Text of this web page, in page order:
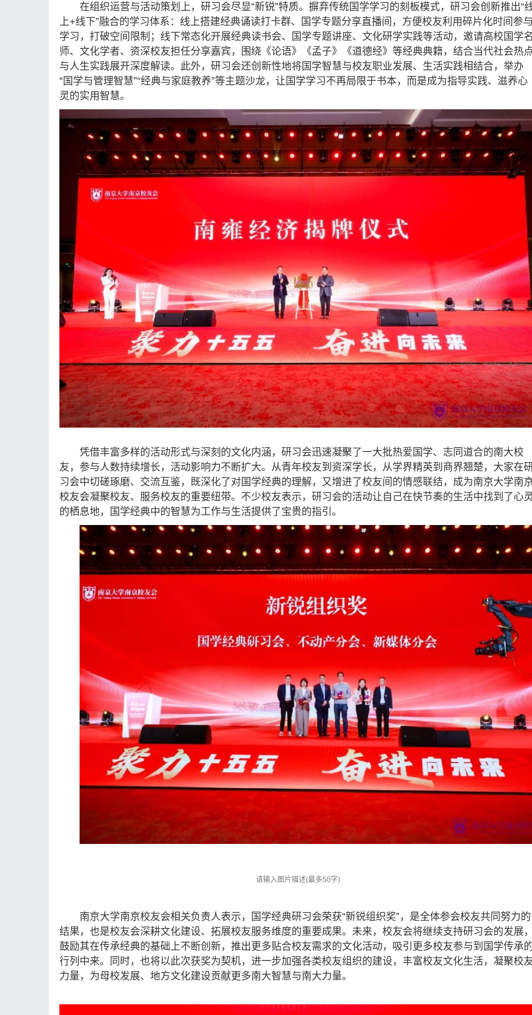
在组织运营与活动策划上，研习会尽显“新锐”特质。摒弃传统国学学习的刻板模式，研习会创新推出“
上+线下”融合的学习体系：线上搭建经典诵读打卡群、国学专题分享直播间，方便校友利用碎片化时间参
学习，打破空间限制；线下常态化开展经典读书会、国学专题讲座、文化研学实践等活动，邀请高校国学
师、文化学者、资深校友担任分享嘉宾，围绕《论语》《孟子》《道德经》等经典典籍，结合当代社会热
与人生实践展开深度解读。此外，研习会还创新性地将国学智慧与校友职业发展、生活实践相结合，举办
“国学与管理智慧”“经典与家庭教养”等主题沙龙，让国学学习不再局限于书本，而是成为指导实践、滋养心
灵的实用智慧。
凭借丰富多样的活动形式与深刻的文化内涵，研习会迅速凝聚了一大批热爱国学、志同道合的南大校
友，参与人数持续增长，活动影响力不断扩大。从青年校友到资深学长，从学界精英到商界翘楚，大家在
习会中切磋琢磨、交流互鉴，既深化了对国学经典的理解，又增进了校友间的情感联结，成为南京大学南
校友会凝聚校友、服务校友的重要纽带。不少校友表示，研习会的活动让自己在快节奏的生活中找到了心
的栖息地，国学经典中的智慧为工作与生活提供了宝贵的指引。
南京大学南京校友会相关负责人表示，国学经典研习会荣获“新锐组织奖”，是全体参会校友共同努力的
结果，也是校友会深耕文化建设、拓展校友服务维度的重要成果。未来，校友会将继续支持研习会的发展
鼓励其在传承经典的基础上不断创新，推出更多贴合校友需求的文化活动，吸引更多校友参与到国学传承
行列中来。同时，也将以此次获奖为契机，进一步加强各类校友组织的建设，丰富校友文化生活，凝聚校
力量，为母校发展、地方文化建设贡献更多南大智慧与南大力量。